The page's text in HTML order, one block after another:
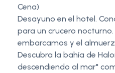
Cena)
Desayuno en el hotel.
para un crucero nocturno.
embarcamos y el
Descubra la bahía de
descendiendo al mar"